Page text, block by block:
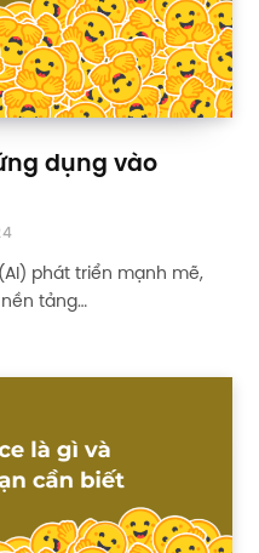
dụng vào
phát triển mạnh mẽ,
tảng…